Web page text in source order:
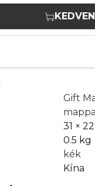
Gift
mappa
31 ×
0.5 kg
kék
Kína